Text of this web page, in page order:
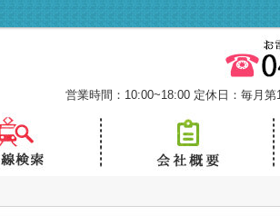
営業時間：10:00~18:00 定休日：毎月第